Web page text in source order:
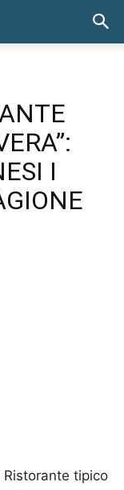
I
Ristorante tipico